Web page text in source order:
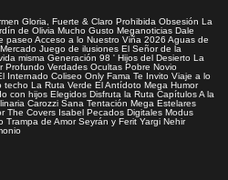
Gloria, Fuerte & Claro Prohibida Obsesión La
de Olivia Mucho Gusto Meganoticias Dale
paseoAcceso a lo Nuestro Viña 2026 Aguas de
Juego de ilusiones El Señor de la
misma Generación 98 ' Hijos del Desierto La
Profundo Verdades Ocultas Pobre Novio
Internado Coliseo Only Fama Te Invito Viaje a lo
techo La Ruta Verde El Antídoto Mega Humor
con hijos Elegidos Disfruta la Ruta CapítulosA la
Carozzi Sana Tentación Mega Estelares
The Covers Isabel Pecados Digitales Modus
Trampa de Amor Seyrán y Ferit Yargi Nehir